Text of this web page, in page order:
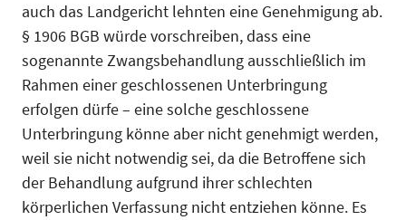
auch das Landgericht lehnten eine Genehmigung ab.
§ 1906 BGB würde vorschreiben, dass eine
sogenannte Zwangsbehandlung ausschließlich im
Rahmen einer geschlossenen Unterbringung
erfolgen dürfe – eine solche geschlossene
Unterbringung könne aber nicht genehmigt werden,
weil sie nicht notwendig sei, da die Betroffene sich
der Behandlung aufgrund ihrer schlechten
körperlichen Verfassung nicht entziehen könne. Es